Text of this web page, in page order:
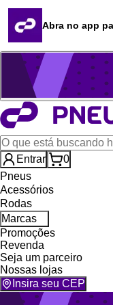
Quero revender
Blog
Whatsapp (16) 99764-8401
Televendas (47) 3046-
Entrar
0
Pneus
Acessórios
Rodas
Marcas
Promoções
Revenda
Seja um parceiro
Nossas lojas
Insira seu CEP
Abra no app